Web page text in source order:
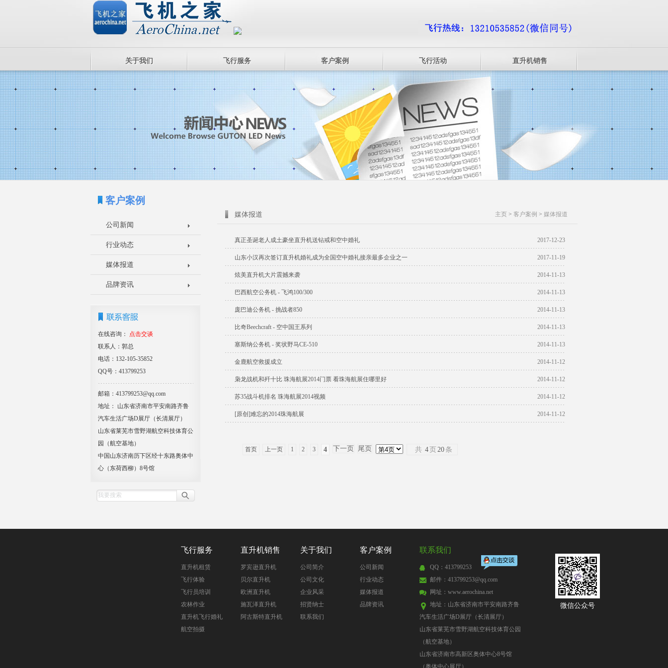
关于我们 飞行服务 客户案例 飞行活动 直升机销售
客户案例
公司新闻
行业动态
媒体报道
品牌资讯
在线咨询：
点击交谈
联系人：郭总
电话：132-105-35852
QQ号：413799253
邮箱：413799253@qq.com
地址： 山东省济南市平安南路齐鲁
汽车生活广场D展厅（长清展厅）
山东省莱芜市雪野湖航空科技体育公
园（航空基地）
中国山东济南历下区经十东路奥体中
心（东荷西柳）8号馆
主页 > 客户案例 > 媒体报道
媒体报道
2017-12-23
真正圣诞老人成土豪坐直升机送钻戒和空中婚礼
2017-11-19
山东小汉再次签订直升机婚礼成为全国空中婚礼接亲最多企业之一
2014-11-13
炫美直升机大片震撼来袭
2014-11-13
巴西航空公务机 - 飞鸿100/300
2014-11-13
庞巴迪公务机 - 挑战者850
2014-11-13
比奇Beechcraft - 空中国王系列
2014-11-13
塞斯纳公务机 - 奖状野马CE-510
2014-11-12
金鹿航空救援成立
2014-11-12
枭龙战机和歼十比 珠海航展2014门票 看珠海航展住哪里好
2014-11-12
苏35战斗机排名 珠海航展2014视频
2014-11-12
[原创]难忘的2014珠海航展
首页 上一页 1 2 3 4 下一页 尾页 共 4 页 20 条
飞行服务
直升机租赁
飞行体验
飞行员培训
农林作业
直升机飞行婚礼
航空拍摄
直升机销售
罗宾逊直升机
贝尔直升机
欧洲直升机
施瓦泽直升机
阿古斯特直升机
关于我们
公司简介
公司文化
企业风采
招贤纳士
联系我们
客户案例
公司新闻
行业动态
媒体报道
品牌资讯
联系我们
QQ：413799253
邮件：413799253@qq.com
网址： www.aerochina.net
地址：山东省济南市平安南路齐鲁
汽车生活广场D展厅（长清展厅）
山东省莱芜市雪野湖航空科技体育公园
（航空基地）
山东省济南市高新区奥体中心8号馆
（奥体中心展厅）
微信公众号